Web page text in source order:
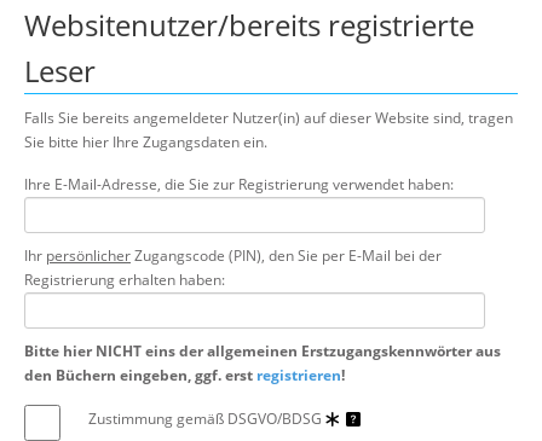
Suche
Websitenutzer/bereits registrierte
Leser
Falls Sie bereits angemeldeter Nutzer(in) auf dieser Website sind, tragen
Sie bitte hier Ihre Zugangsdaten ein.
Ihre E-Mail-Adresse, die Sie zur Registrierung verwendet haben:
Ihr persönlicherZugangscode (PIN), den Sie per E-Mail bei der
Registrierung erhalten haben:
Bitte hier NICHT eins der allgemeinen Erstzugangskennwörter aus
den Büchern eingeben, ggf. erst registrieren!
Zustimmung gemäß DSGVO/BDSG